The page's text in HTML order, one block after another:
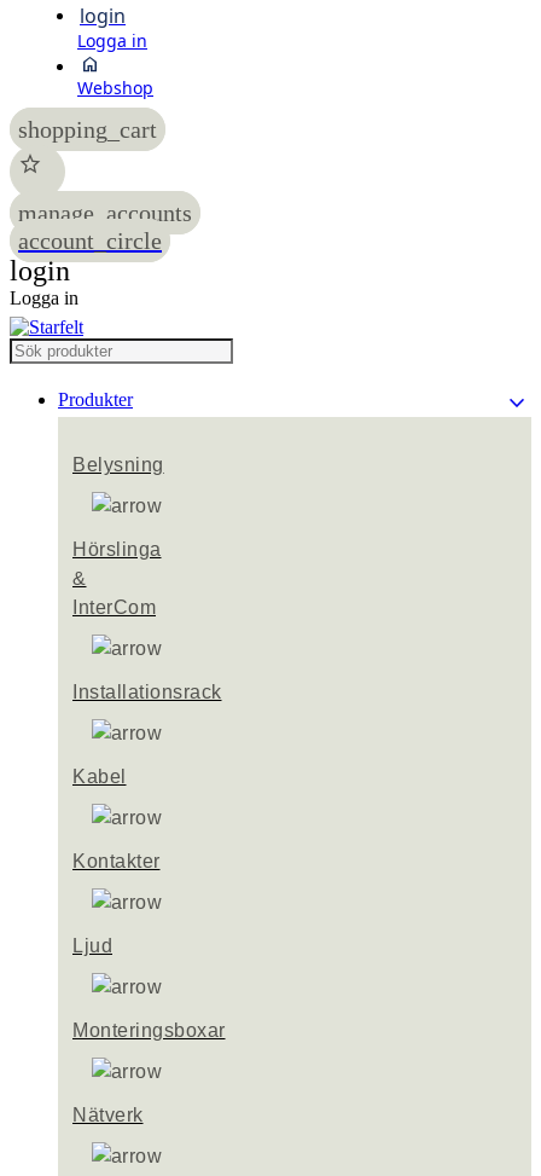
login
Logga in
home
Webshop
shopping_cart
star
manage_accounts
account_circle
login
Logga in
Produkter keyboard_arrow_down
Belysning
Hörslinga
&
InterCom
Installationsrack
Kabel
Kontakter
Ljud
Monteringsboxar
Nätverk